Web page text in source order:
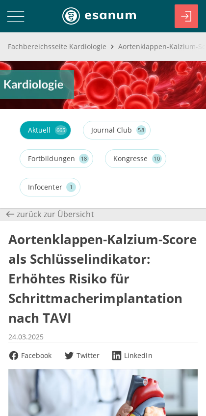
Fachbereichsseite Kardiologie
Aktuell 665 Journal Club 58
Fortbildungen 18 Kongresse 10
Infocenter 1
zurück zur Übersicht
Aortenklappen-Kalzium-Score
als Schlüsselindikator:
Erhöhtes Risiko für
Schrittmacherimplantation
nach TAVI
24.03.2025
Facebook
Twitter LinkedIn